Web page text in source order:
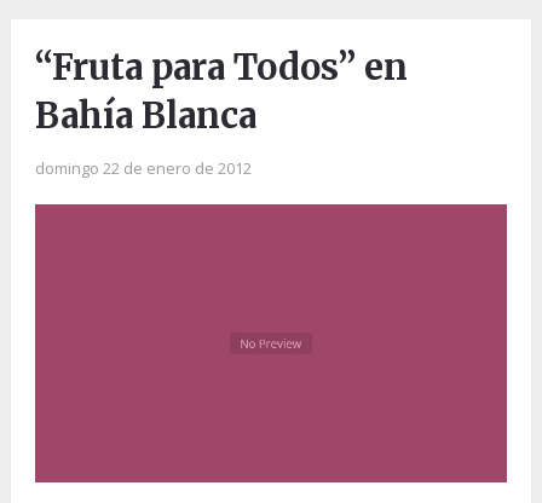
“Fruta para Todos” en
Bahía Blanca
domingo 22 de enero de 2012